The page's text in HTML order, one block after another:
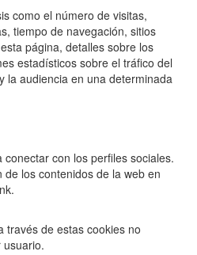
como el número de visitas,
tiempo de navegación, sitios
página, detalles sobre los
estadísticos sobre el tráfico del
la audiencia en una determinada
con los perfiles sociales.
los contenidos de la web en
través de estas cookies no